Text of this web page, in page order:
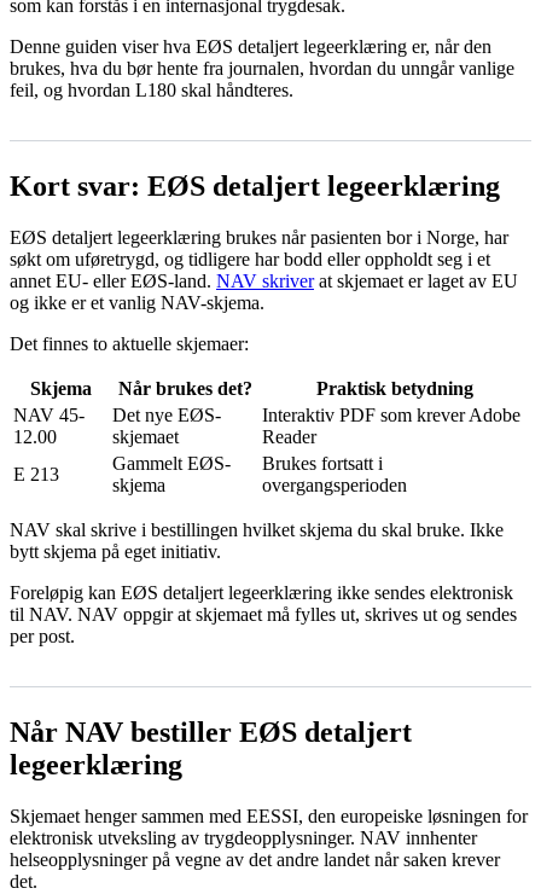
som kan forstås i en internasjonal trygdesak.
Denne guiden viser hva EØS detaljert legeerklæring er, når den
brukes, hva du bør hente fra journalen, hvordan du unngår vanlige
feil, og hvordan L180 skal håndteres.
Kort svar: EØS detaljert legeerklæring
EØS detaljert legeerklæring brukes når pasienten bor i Norge, har
søkt om uføretrygd, og tidligere har bodd eller oppholdt seg i et
annet EU- eller EØS-land. NAV skriverat skjemaet er laget av EU
og ikke er et vanlig NAV-skjema.
Det finnes to aktuelle skjemaer:
Skjema Når brukes det?
Praktisk betydning
NAV 45-
12.00
Det nye EØS-
skjemaet
Interaktiv PDF som krever Adobe
Reader
E 213
Gammelt EØS-
skjema
Brukes fortsatt i
overgangsperioden
NAV skal skrive i bestillingen hvilket skjema du skal bruke. Ikke
bytt skjema på eget initiativ.
Foreløpig kan EØS detaljert legeerklæring ikke sendes elektronisk
til NAV. NAV oppgir at skjemaet må fylles ut, skrives ut og sendes
per post.
Når NAV bestiller EØS detaljert
legeerklæring
Skjemaet henger sammen med EESSI, den europeiske løsningen for
elektronisk utveksling av trygdeopplysninger. NAV innhenter
helseopplysninger på vegne av det andre landet når saken krever
det.